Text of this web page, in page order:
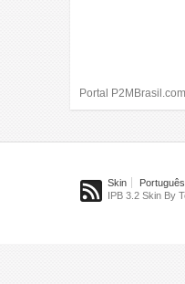
Portal P2MBrasil.com
Skin
IPB 3.2 Skin By